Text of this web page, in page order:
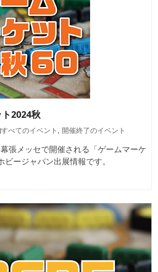
2024秋
すべてのイベント , 開催終了のイベント
張メッセで開催される「ゲームマーケ
ビージャパン出展情報です。